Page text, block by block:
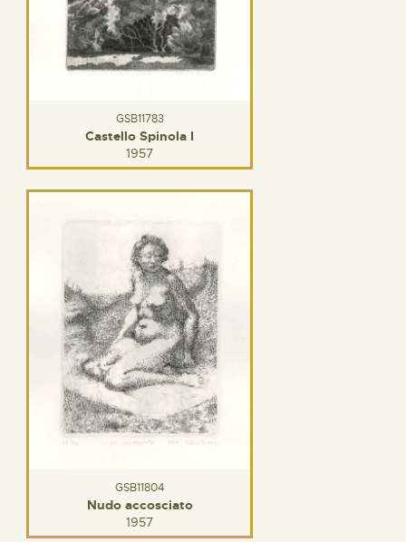
GSB11783
Castello Spinola I
1957
GSB11804
Nudo accosciato
1957